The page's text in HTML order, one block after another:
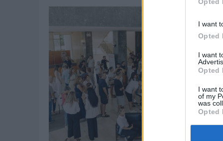
I want
Opted
I want
Opted
I want
of my
was
Opted